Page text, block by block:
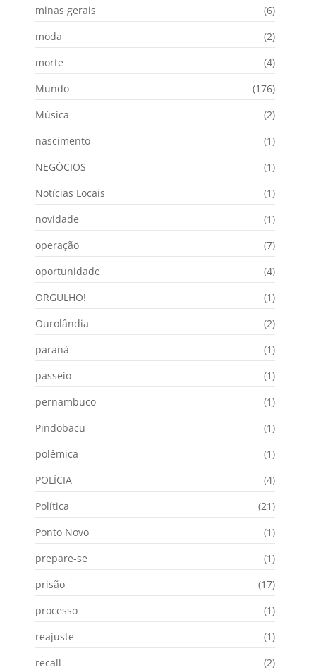
minas gerais
(6)
moda
(2)
morte
(4)
Mundo
(176)
Música
(2)
nascimento
(1)
NEGÓCIOS
(1)
Notícias Locais
(1)
novidade
(1)
operação
(7)
oportunidade
(4)
ORGULHO!
(1)
Ourolândia
(2)
paraná
(1)
passeio
(1)
pernambuco
(1)
Pindobacu
(1)
polêmica
(1)
POLÍCIA
(4)
Política
(21)
Ponto Novo
(1)
prepare-se
(1)
prisão
(17)
processo
(1)
reajuste
(1)
recall
(2)